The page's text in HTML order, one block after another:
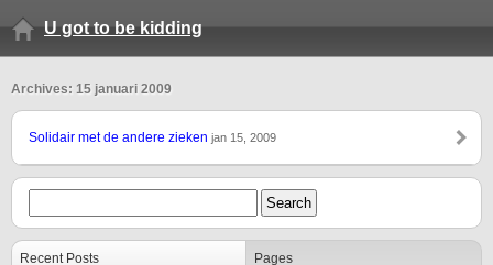
U got to be kidding
Archives: 15 januari 2009
Solidair met de andere zieken jan 15, 2009
Recent Posts Pages